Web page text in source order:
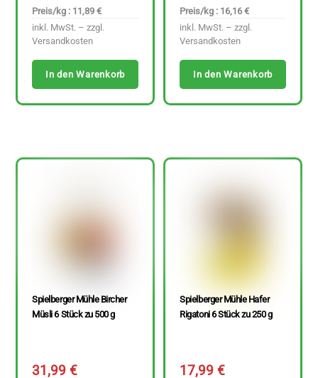
Preis/kg : 11,89 €
inkl. MwSt. – zzgl.
Versandkosten
In den Warenkorb
Preis/kg : 16,16 €
inkl. MwSt. – zzgl.
Versandkosten
In den Warenkorb
Spielberger Mühle Bircher
Müsli 6 Stück zu 500 g
31,99€
Spielberger Mühle Hafer
Rigatoni 6 Stück zu 250 g
17,99€